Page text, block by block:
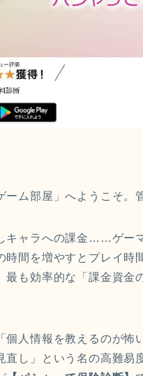
ム部屋」へようこそ。
キャラへの課金……ゲー
間を増やすとプレイ時
も効率的な「課金資金
人情報を教えるのが怖
し」という名の高難易